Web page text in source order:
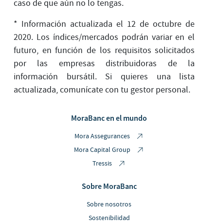
caso de que aún no lo tengas.
* Información actualizada el 12 de octubre de
2020. Los índices/mercados podrán variar en el
futuro, en función de los requisitos solicitados
por las empresas distribuidoras de la
información bursátil. Si quieres una lista
actualizada, comunícate con tu gestor personal.
MoraBanc en el mundo
Mora Assegurances
Mora Capital Group
Tressis
Sobre MoraBanc
Sobre nosotros
Sostenibilidad